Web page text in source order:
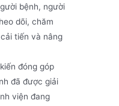
bệnh, người
dõi, chăm
tiến và nâng
đóng góp
đã được giải
viện đang